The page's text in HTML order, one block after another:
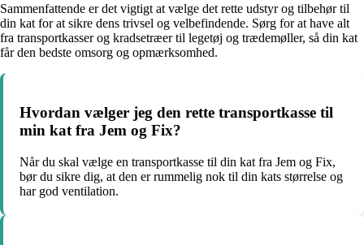
Sammenfattende er det vigtigt at vælge det rette udstyr og tilbehør til
din kat for at sikre dens trivsel og velbefindende. Sørg for at have alt
fra transportkasser og kradsetræer til legetøj og trædemøller, så din kat
får den bedste omsorg og opmærksomhed.
Hvordan vælger jeg den rette transportkasse til
min kat fra Jem og Fix?
Når du skal vælge en transportkasse til din kat fra Jem og Fix,
bør du sikre dig, at den er rummelig nok til din kats størrelse og
har god ventilation.